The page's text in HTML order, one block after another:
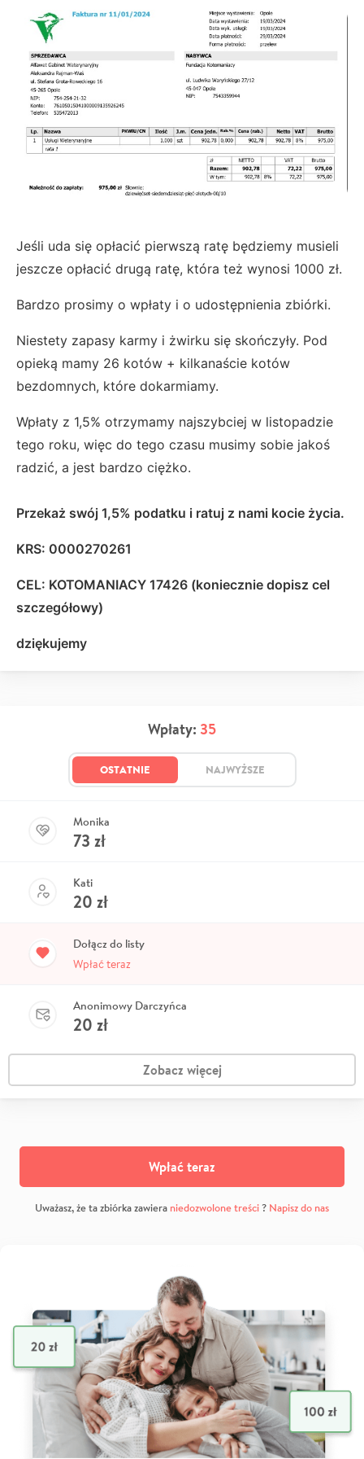
Jeśli uda się opłacić pierwszą ratę będziemy musieli
jeszcze opłacić drugą ratę, która też wynosi 1000 zł.
Bardzo prosimy o wpłaty i o udostępnienia zbiórki.
Niestety zapasy karmy i żwirku się skończyły. Pod
opieką mamy 26 kotów + kilkanaście kotów
bezdomnych, które dokarmiamy.
Wpłaty z 1,5% otrzymamy najszybciej w listopadzie
tego roku, więc do tego czasu musimy sobie jakoś
radzić, a jest bardzo ciężko.
Przekaż swój 1,5% podatku i ratuj z nami kocie życia.
KRS: 0000270261
CEL: KOTOMANIACY 17426 (koniecznie dopisz cel
szczegółowy)
dziękujemy
Wpłaty: 35
OSTATNIE NAJWYŻSZE
Monika
73 zł
Kati
20 zł
Dołącz do listy
Wpłać teraz
Anonimowy Darczyńca
20 zł
Zobacz więcej
Wpłać teraz
Uważasz, że ta zbiórka zawiera niedozwolone treści? Napisz do nas